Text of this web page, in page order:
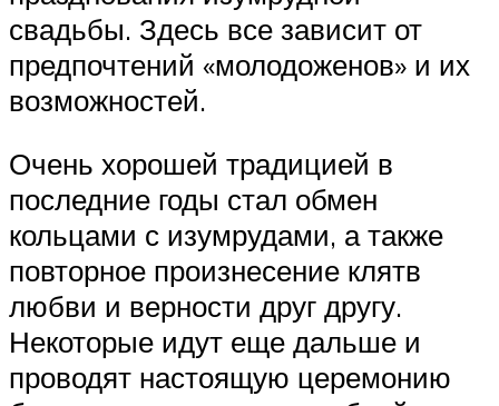
свадьбы. Здесь все зависит от
предпочтений «молодоженов» и их
возможностей.
Очень хорошей традицией в
последние годы стал обмен
кольцами с изумрудами, а также
повторное произнесение клятв
любви и верности друг другу.
Некоторые идут еще дальше и
проводят настоящую церемонию